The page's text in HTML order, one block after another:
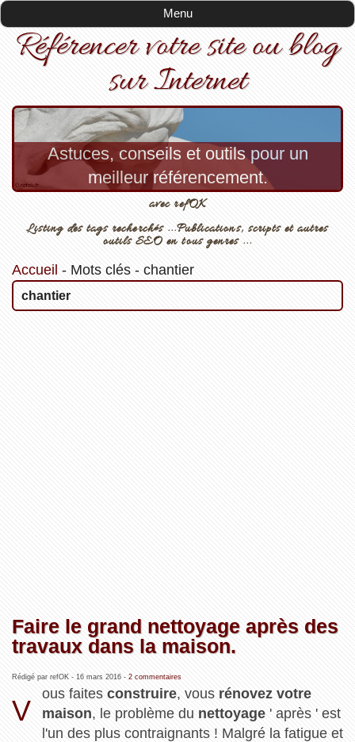
Menu
Référencer votre site ou blog
sur Internet
Astuces, conseils et outils pour un
meilleur référencement.
avec refOK
Listing des tags recherchés ...Publications, scripts et autres
outils SEO en tous genres ...
Accueil - Mots clés- chantier
chantier
Faire le grand nettoyage après des
travaux dans la maison.
Rédigé par refOK - 16 mars 2016- 2 commentaires
V
ous faitesconstruire, vous rénovez votre
maison, le problème du nettoyage ' après ' est
l'un des plus contraignants ! Malgré la fatigue et